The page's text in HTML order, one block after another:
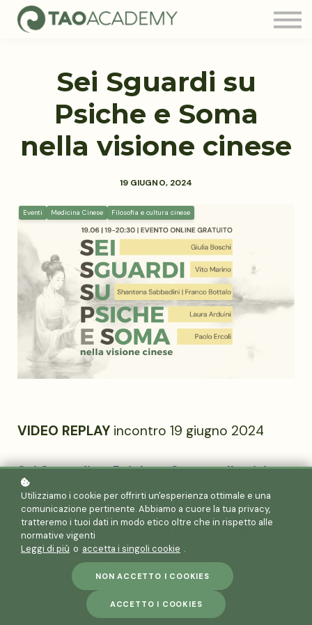
Tao Community
Contatti
Login
Sei Sguardi su
Psiche e Soma
nella visione cinese
19 GIUGNO, 2024
Eventi Medicina Cinese Filosofia e cultura cinese
VIDEO REPLAY incontro 19 giugno 2024
Sei Sguardi su Psiche e Soma nella visione
cinese
Nella cultura occidentale i concetti di psiche
e soma sono un dualismo che origina dalla
cultura greca. Cosa possiamo dirne
nell'ambito della tradizione culturale cinese?
Utilizziamo i cookie per offrirti un'esperienza ottimale e una
comunicazione pertinente. Abbiamo a cuore la tua privacy,
tratteremo i tuoi dati in modo etico oltre che in rispetto alle
normative vigenti
Leggi di più o accetta i singoli cookie .
NON ACCETTO I COOKIES
ACCETTO I COOKIES